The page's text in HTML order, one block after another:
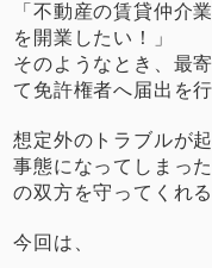
「不動産の賃貸仲介
を開業したい！」
そのようなとき、最
て免許権者へ届出を
想定外のトラブルが
事態になってしまっ
の双方を守ってくれ
今回は、